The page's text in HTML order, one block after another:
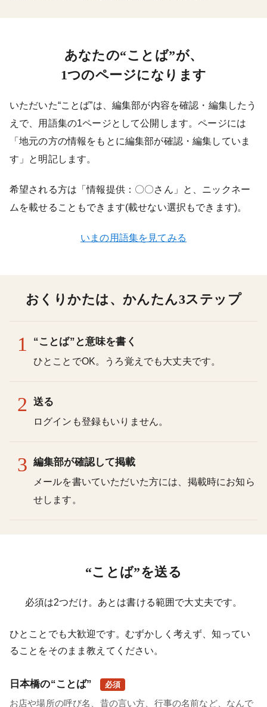
あなたの“ことば”が、
1つのページになります
いただいた“ことば”は、編集部が内容を確認・編集したう
えで、用語集の1ページとして公開します。ページには
「地元の方の情報をもとに編集部が確認・編集していま
す」と明記します。
希望される方は「情報提供：〇〇さん」と、ニックネー
ムを載せることもできます(載せない選択もできます)。
いまの用語集を見てみる
おくりかたは、かんたん3ステップ
1 “ことば”と意味を書く
ひとことでOK。うろ覚えでも大丈夫です。
2 送る
ログインも登録もいりません。
3 編集部が確認して掲載
メールを書いていただいた方には、掲載時にお知ら
せします。
“ことば”を送る
必須は2つだけ。あとは書ける範囲で大丈夫です。
ひとことでも大歓迎です。むずかしく考えず、知ってい
ることをそのまま教えてください。
日本橋の“ことば” 必須
お店や場所の呼び名、昔の言い方、行事の名前など、なんで